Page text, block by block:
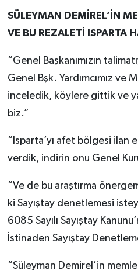
SÜLEYMAN DEMİREL’İN
VE BU REZALETİ ISPARTA
“Genel Başkanımızın
Genel Bşk. Yardımcımız
inceledik, köylere gittik ve
biz.”
“Isparta’yı afet bölgesi ilan
verdik, indirin onu Genel
“Ve de bu araştırma
ki Sayıştay denetlemesi
6085 Sayılı Sayıştay
İstinaden Sayıştay
“Süleyman Demirel’in